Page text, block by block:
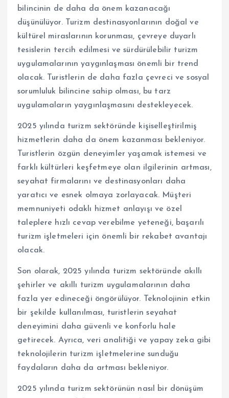
bilincinin de daha da önem kazanacağı
düşünülüyor. Turizm destinasyonlarının doğal ve
kültürel miraslarının korunması, çevreye duyarlı
tesislerin tercih edilmesi ve sürdürülebilir turizm
uygulamalarının yaygınlaşması önemli bir trend
olacak. Turistlerin de daha fazla çevreci ve sosyal
sorumluluk bilincine sahip olması, bu tarz
uygulamaların yaygınlaşmasını destekleyecek.
2025 yılında turizm sektöründe kişiselleştirilmiş
hizmetlerin daha da önem kazanması bekleniyor.
Turistlerin özgün deneyimler yaşamak istemesi ve
farklı kültürleri keşfetmeye olan ilgilerinin artması,
seyahat firmalarını ve destinasyonları daha
yaratıcı ve esnek olmaya zorlayacak. Müşteri
memnuniyeti odaklı hizmet anlayışı ve özel
taleplere hızlı cevap verebilme yeteneği, başarılı
turizm işletmeleri için önemli bir rekabet avantajı
olacak.
Son olarak, 2025 yılında turizm sektöründe akıllı
şehirler ve akıllı turizm uygulamalarının daha
fazla yer edineceği öngörülüyor. Teknolojinin etkin
bir şekilde kullanılması, turistlerin seyahat
deneyimini daha güvenli ve konforlu hale
getirecek. Ayrıca, veri analitiği ve yapay zeka gibi
teknolojilerin turizm işletmelerine sunduğu
faydaların daha da artması bekleniyor.
2025 yılında turizm sektörünün nasıl bir dönüşüm